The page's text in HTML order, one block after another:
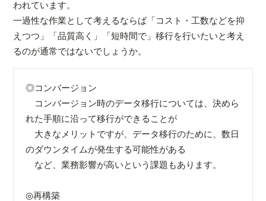
われています。
一過性な作業として考えるならば「コスト・工数などを抑
えつつ」「品質高く」「短時間で」移行を行いたいと考え
るのが通常ではないでしょうか。
​◎コンバージョン
コンバージョン時のデータ移行については、決めら
れた手順に沿って移行ができることが
大きなメリットですが、データ移行のために、数日
のダウンタイムが発生する可能性がある
など、業務影響が高いという課題もあります。
​◎再構築